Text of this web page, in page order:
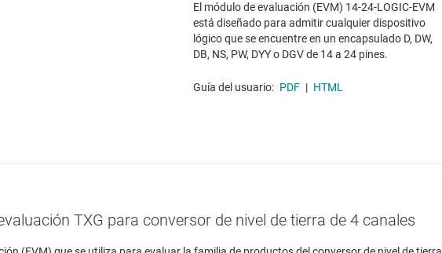
El módulo de evaluación (EVM) 14-24-LOGIC-EVM
está diseñado para admitir cualquier dispositivo
lógico que se encuentre en un encapsulado D, DW,
DB, NS, PW, DYY o DGV de 14 a 24 pines.
Guía del usuario: PDF | HTML
TXG para conversor de nivel de tierra de 4 canales